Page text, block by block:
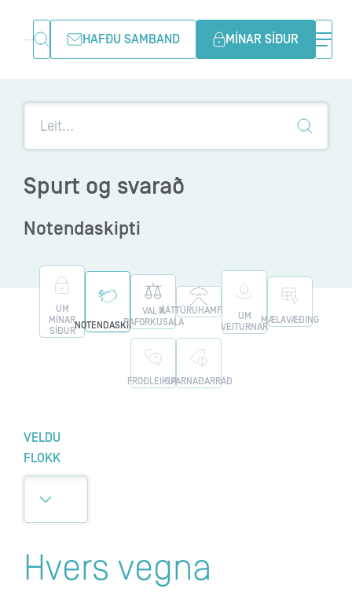
HAFÐU SAMBAND MÍNAR SÍÐUR
Spurt og svarað
Notendaskipti
UM
MÍNAR
SÍÐUR
NOTENDASKIPTI
VAL Á
RAFORKUSALA
NÁTTÚRUHAMFARIRUM
VEITURNAR
MÆLAVÆÐING
FRÓÐLEIKURSPARNAÐARRÁÐ
VELDU
FLOKK
Hvers vegna